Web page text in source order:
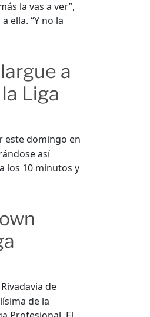
la vas a ver”,
ella. “Y no la
a
Liga
este domingo en
así
los 10 minutos y
de
de la